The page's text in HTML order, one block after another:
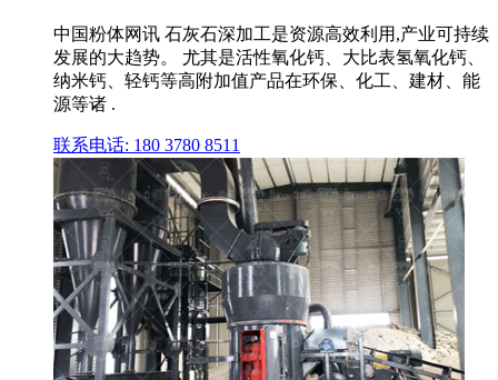
中国粉体网讯 石灰石深加工是资源高效利用,产业可持续
发展的大趋势。 尤其是活性氧化钙、大比表氢氧化钙、
纳米钙、轻钙等高附加值产品在环保、化工、建材、能
源等诸 .
联系电话: 180 3780 8511